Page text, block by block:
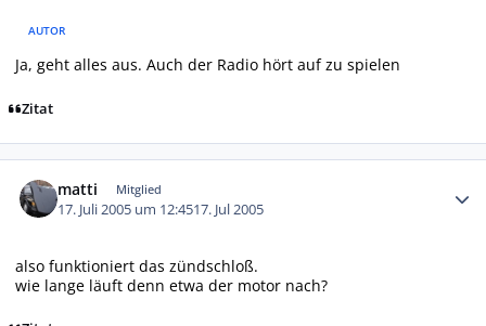
AUTOR
Ja, geht alles aus. Auch der Radio hört auf zu spielen
Zitat
matti Mitglied
17. Juli 2005 um 12:4517. Jul 2005
also funktioniert das zündschloß.
wie lange läuft denn etwa der motor nach?